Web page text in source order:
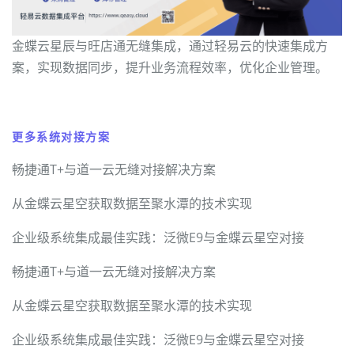
金蝶云星辰与旺店通无缝集成，通过轻易云的快速集成方
案，实现数据同步，提升业务流程效率，优化企业管理。
更多系统对接方案
畅捷通T+与道一云无缝对接解决方案
从金蝶云星空获取数据至聚水潭的技术实现
企业级系统集成最佳实践：泛微E9与金蝶云星空对接
畅捷通T+与道一云无缝对接解决方案
从金蝶云星空获取数据至聚水潭的技术实现
企业级系统集成最佳实践：泛微E9与金蝶云星空对接